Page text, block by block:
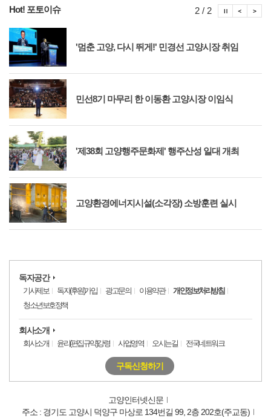
Hot! 포토이슈
'멈춘 고양, 다시 뛰게!' 민경선 고양시장 취임
민선8기 마무리 한 이동환 고양시장 이임식
'제38회 고양행주문화제' 행주산성 일대 개최
고양환경에너지시설(소각장) 소방훈련 실시
2 / 2 포
포토이
독자공간
기사제보 독자(후원)가입 광고문의 이용약관
개인정보처리방침
청소년보호정책
회사소개
회사소개 윤리(편집규약)강령 사업영역 오시는길 전국네트워크
구독신청하기
고양인터넷신문
주소 : 경기도 고양시 덕양구 마상로 134번길 99, 2층 202호(주교동)